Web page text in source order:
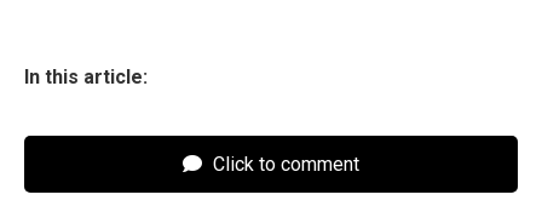
In this article:
Click to comment